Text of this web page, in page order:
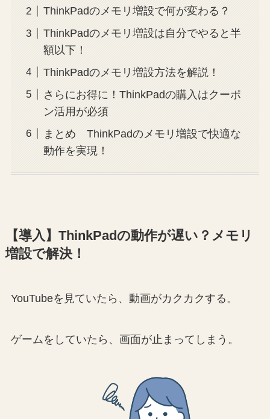
ThinkPadのメモリ増設で何が変わる？
ThinkPadのメモリ増設は自分でやると半
額以下！
ThinkPadのメモリ増設方法を解説！
さらにお得に！ThinkPadの購入はクーポ
ン活用が必須
まとめ ThinkPadのメモリ増設で快適な
動作を実現！
【導入】ThinkPadの動作が遅い？メモリ
増設で解決！
YouTubeを見ていたら、動画がカクカクする。
ゲームをしていたら、画面が止まってしまう。